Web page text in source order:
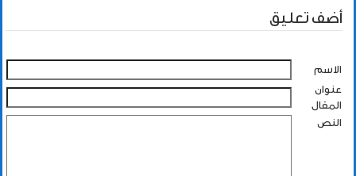
أضف تعليق
الاسم
عنوان
المقال
النص